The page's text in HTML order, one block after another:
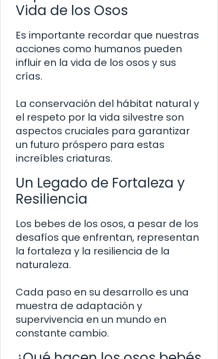
Vida de los Osos
Es importante recordar que nuestras
acciones como humanos pueden
influir en la vida de los osos y sus
crías.
La conservación del hábitat natural y
el respeto por la vida silvestre son
aspectos cruciales para garantizar
un futuro próspero para estas
increíbles criaturas.
Un Legado de Fortaleza y
Resiliencia
Los bebes de los osos, a pesar de los
desafíos que enfrentan, representan
la fortaleza y la resiliencia de la
naturaleza.
Cada paso en su desarrollo es una
muestra de adaptación y
supervivencia en un mundo en
constante cambio.